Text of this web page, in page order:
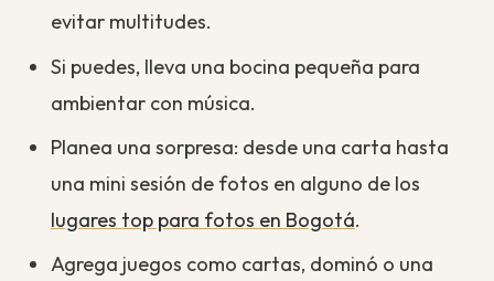
evitar multitudes.
Si puedes, lleva una bocina pequeña para
ambientar con música.
Planea una sorpresa: desde una carta hasta
una mini sesión de fotos en alguno de los
lugares top para fotos en Bogotá.
Agrega juegos como cartas, dominó o una